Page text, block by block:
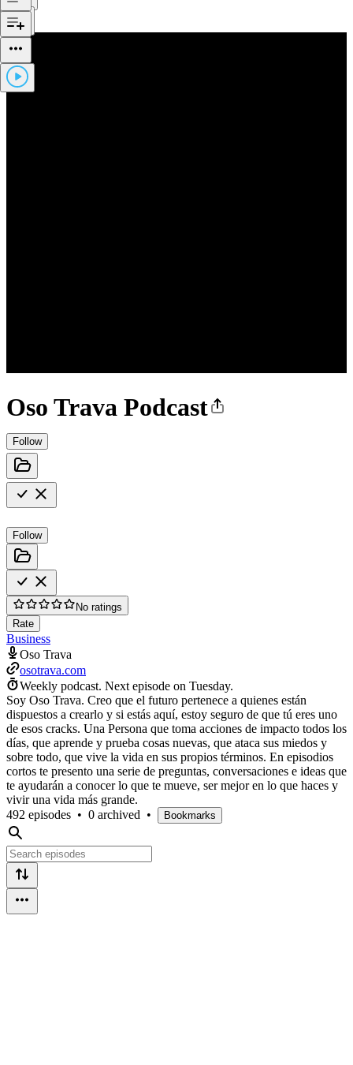
Oso Trava Podcast
Follow
Follow
No ratings
Rate
Business
Oso Trava
osotrava.com
Weekly podcast. Next episode on Tuesday.
Soy Oso Trava. Creo que el futuro pertenece a quienes están
dispuestos a crearlo y si estás aquí, estoy seguro de que tú eres uno
de esos cracks. Una Persona que toma acciones de impacto todos los
días, que aprende y prueba cosas nuevas, que ataca sus miedos y
sobre todo, que vive la vida en sus propios términos. En episodios
cortos te presento una serie de preguntas, conversaciones e ideas que
te ayudarán a conocer lo que te mueve, ser mejor en lo que haces y
vivir una vida más grande.
492 episodes • 0 archived • Bookmarks